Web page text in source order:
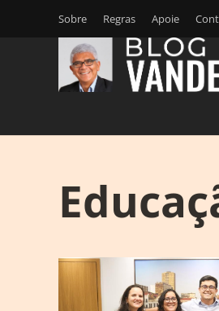
Sobre Regras Apoie